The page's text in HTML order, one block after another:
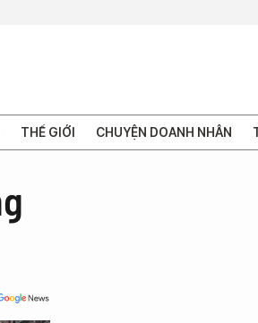
THẾ GIỚI CHUYỆN DOANH NHÂN